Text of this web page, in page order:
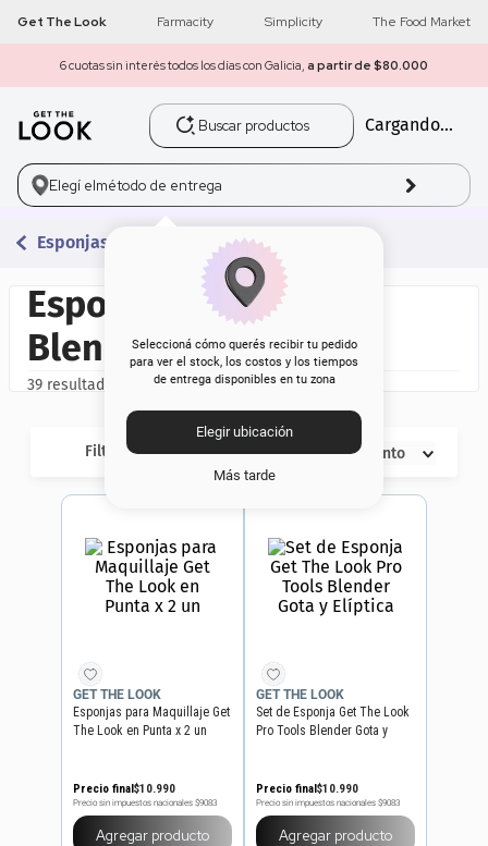
Get The Look Farmacity Simplicity The Food Market
6 cuotas sin interés todos los días con Galicia, a partir de $80.000
Buscar productos
Cargando...
Elegí elmétodo de entrega
Seleccioná cómo querés recibir tu pedido
para ver el stock, los costos y los tiempos
de entrega disponibles en tu zona
Elegir ubicación
Más tarde
Esponjas Y Beauty Blenders
Esponjas y Beauty
Blenders
39
Filtros Descuento
GET THE LOOK
Esponjas para Maquillaje Get
The Look en Punta x 2 un
Precio final$10.990
Precio sin impuestos nacionales $9083
Agregar producto
GET THE LOOK
Set de Esponja Get The Look
Pro Tools Blender Gota y
Precio final$10.990
Precio sin impuestos nacionales $9083
Agregar producto
1 get the look
2 máscara pestañas
corrector
. rubor
base